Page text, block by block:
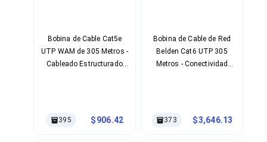
Cableado Estructurado
Sujetadores de Cables
Adaptadores PC USB
Adaptadores PC Serial
Bobina de Cable Cat5e
UTP WAM de 305 Metros -
Cableado Estructurado
395 906.42
Bobina de Cable de Red
Belden Cat6 UTP 305
Metros - Conectividad
373 3,646.13